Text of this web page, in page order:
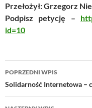
Przełożył: Grzegorz
Podpisz petycję –
id=10
Nawigacja
wpisu
POPRZEDNI WPIS
Solidarność Internetowa –